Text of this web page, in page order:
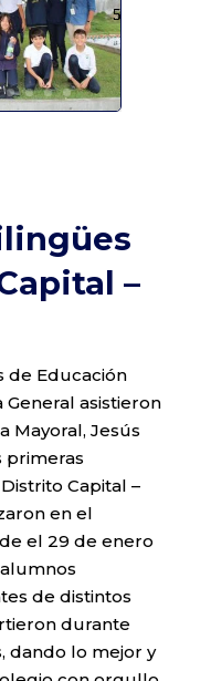
–
de Educación
General asistieron
Mayoral, Jesús
primeras
Capital –
en el
el 29 de enero
de distintos
durante
dando lo mejor y